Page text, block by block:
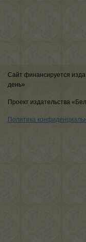
Сайт финансируется
день»
Проект издательства
Политика